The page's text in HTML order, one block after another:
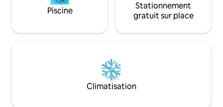
Piscine
Stationnement
gratuit sur place
Climatisation